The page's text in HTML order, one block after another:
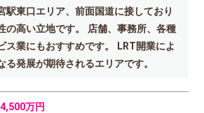
駅東口エリア、前面国道に接しており
の高い立地です。
店舗、事務所、各種
ス業にもおすすめです。
LRT開業によ
る発展が期待されるエリアです。
4,500万円